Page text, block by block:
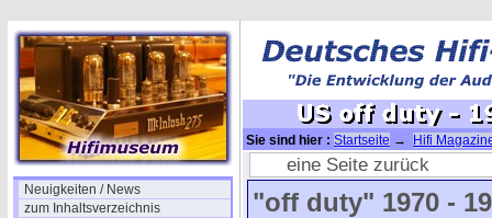
Neuigkeiten / News
zum Inhaltsverzeichnis
Sie sind hier : Startseite →
Hifi
Rückblickeine Seite zurück
"off duty" 1970 -